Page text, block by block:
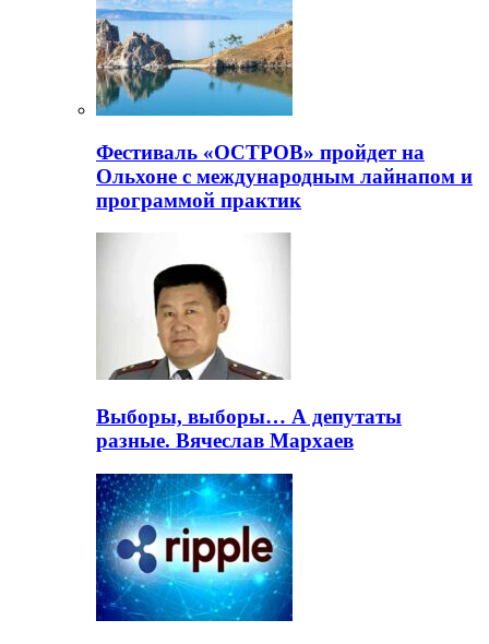
Фестиваль «ОСТРОВ» пройдет на
Ольхоне с международным лайнапом и
программой практик
Выборы, выборы… А депутаты
разные. Вячеслав Мархаев